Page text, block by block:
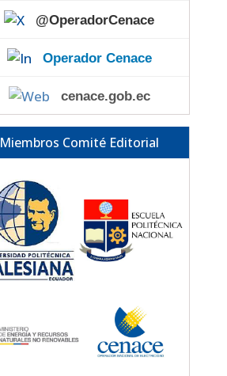
@OperadorCenace
Operador Cenace
cenace.gob.ec
Miembros Comité Editorial